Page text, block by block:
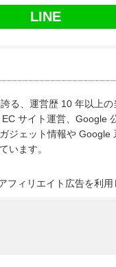
LINE
る、運営歴 10 年以上
サイト運営、Google
ジェット情報や
います。
フィリエイト広告を利用